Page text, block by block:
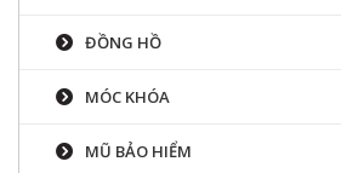
ĐỒNG HỒ
MÓC KHÓA
MŨ BẢO HIỂM